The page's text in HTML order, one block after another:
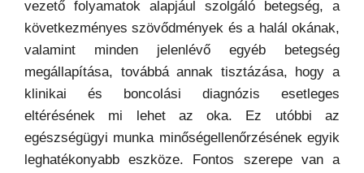
vezető folyamatok alapjául szolgáló betegség, a
következményes szövődmények és a halál okának,
valamint minden jelenlévő egyéb betegség
megállapítása, továbbá annak tisztázása, hogy a
klinikai és boncolási diagnózis esetleges
eltérésének mi lehet az oka. Ez utóbbi az
egészségügyi munka minőségellenőrzésének egyik
leghatékonyabb eszköze. Fontos szerepe van a